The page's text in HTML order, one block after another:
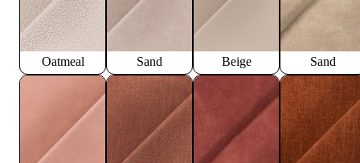
Oatmeal Sand Beige Sand